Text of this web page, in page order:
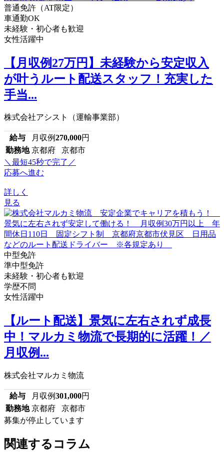
普通免許（AT限定）
車通勤OK
未経験・初心者も歓迎
女性活躍中
【月収例27万円】未経験から安定収入
が叶うルート配送スタッフ！充実した
手当...
株式会社アシスト（運輸事業部）
給与 月収例270,000円
勤務地 京都府 京都市
＼最短45秒で完了／
応募へ進む
詳しく
見る
中型免許
準中型免許
未経験・初心者も歓迎
学歴不問
女性活躍中
【ルート配送】景気に左右されず成長
中！マルカミ物流で長期的に活躍！／
月収例...
株式会社マルカミ物流
給与 月収例301,000円
勤務地 京都府 京都市
募集が停止しています
関連するコラム